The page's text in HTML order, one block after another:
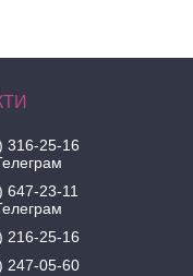
316-25-16
647-23-11
216-25-16
247-05-60